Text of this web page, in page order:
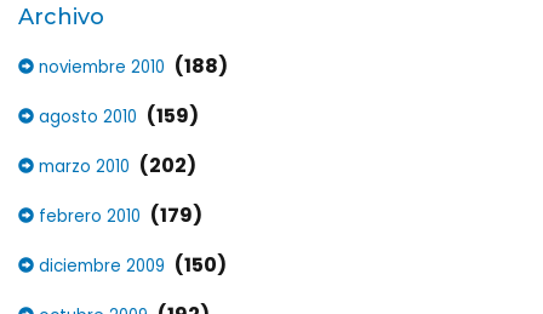
Archivo
noviembre 2010 (188)
agosto 2010 (159)
marzo 2010 (202)
febrero 2010 (179)
diciembre 2009 (150)